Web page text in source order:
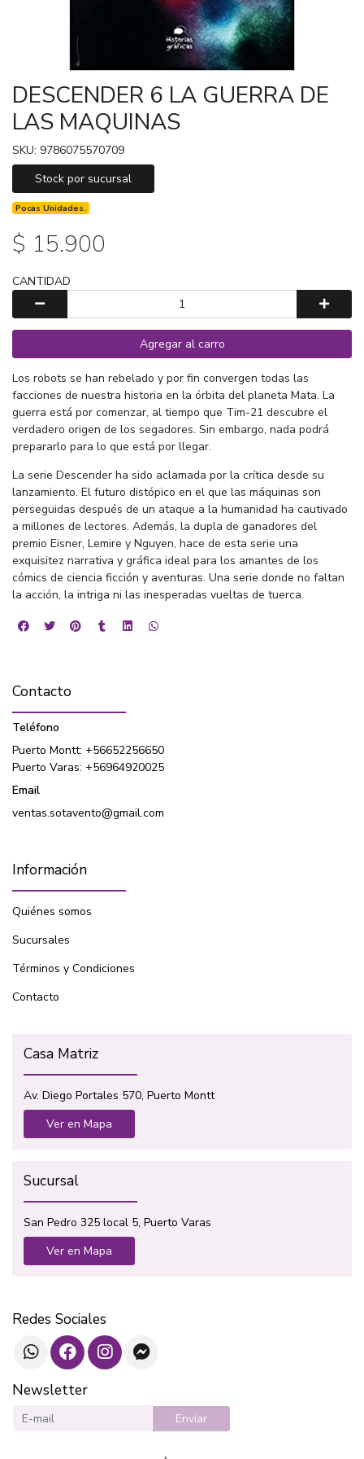
DESCENDER 6 LA GUERRA DE
LAS MAQUINAS
SKU: 9786075570709
Stock por sucursal
Pocas Unidades.
$ 15.900
CANTIDAD
Agregar al carro
Los robots se han rebelado y por fin convergen todas las
facciones de nuestra historia en la órbita del planeta Mata. La
guerra está por comenzar, al tiempo que Tim-21 descubre el
verdadero origen de los segadores. Sin embargo, nada podrá
prepararlo para lo que está por llegar.
La serie Descender ha sido aclamada por la crítica desde su
lanzamiento. El futuro distópico en el que las máquinas son
perseguidas después de un ataque a la humanidad ha cautivado
a millones de lectores. Además, la dupla de ganadores del
premio Eisner, Lemire y Nguyen, hace de esta serie una
exquisitez narrativa y gráfica ideal para los amantes de los
cómics de ciencia ficción y aventuras. Una serie donde no faltan
la acción, la intriga ni las inesperadas vueltas de tuerca.
Contacto
Teléfono
Puerto Montt: +56652256650
Puerto Varas: +56964920025
Email
ventas.sotavento@gmail.com
Información
Quiénes somos
Sucursales
Términos y Condiciones
Contacto
Casa Matriz
Av. Diego Portales 570, Puerto Montt
Ver en Mapa
Sucursal
San Pedro 325 local 5, Puerto Varas
Ver en Mapa
Redes Sociales
Newsletter
Enviar